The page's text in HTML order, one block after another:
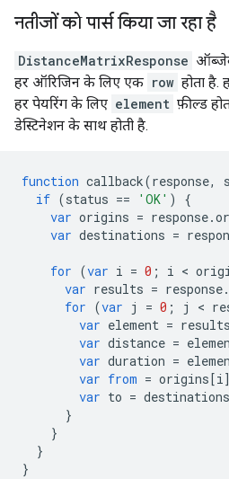
नतीजों को पार्स किया जा रहा है
DistanceMatrixResponse
हर ऑरिजिन के लिए एक row होता
हर पेयरिंग के लिए element फ़ील्ड
डेस्टिनेशन के साथ होती है.
function callback(response,
if (status == 'OK' )
{
var origins = response.
var destinations =
for (var i = 0 ; i <
var results = response.
for (var j = 0 ; j <
var element = results
var distance =
var duration =
var from = origins [i
var to = destinations
}
}
}
}